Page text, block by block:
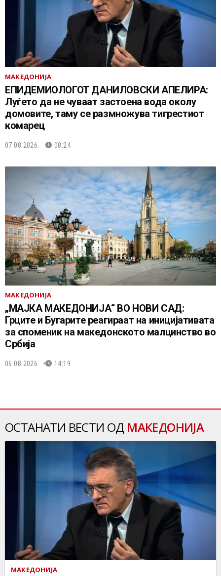
МАКЕДОНИЈА
EПИДЕМИОЛОГОТ ДАНИЛОВСКИ АПЕЛИРА:
Луѓето да не чуваат застоена вода околу
домовите, таму се размножува тигрестиот
комарец
07.08.2026. 08:24
МАКЕДОНИЈА
„МАЈКА МАКЕДОНИЈА“ ВО НОВИ САД:
Грците и Бугарите реагираат на иницијативата
за споменик на македонското малцинство во
Србија
06.08.2026. 14:19
ОСТАНАТИ ВЕСТИ ОД МАКЕДОНИЈА
МАКЕДОНИЈА